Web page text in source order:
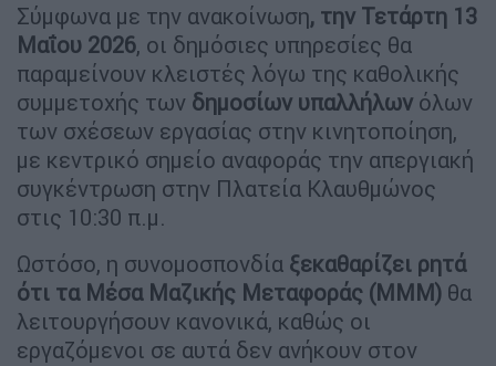
Σύμφωνα με την ανακοίνωση, την Τετάρτη 13
Μαΐου 2026, οι δημόσιες υπηρεσίες θα
παραμείνουν κλειστές λόγω της καθολικής
συμμετοχής των δημοσίων υπαλλήλων όλων
των σχέσεων εργασίας στην κινητοποίηση,
με κεντρικό σημείο αναφοράς την απεργιακή
συγκέντρωση στην Πλατεία Κλαυθμώνος
στις 10:30 π.μ.
Ωστόσο, η συνομοσπονδία ξεκαθαρίζει ρητά
ότι τα Μέσα Μαζικής Μεταφοράς (ΜΜΜ) θα
λειτουργήσουν κανονικά, καθώς οι
εργαζόμενοι σε αυτά δεν ανήκουν στον